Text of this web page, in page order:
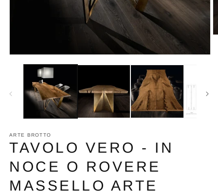
contenuti
multimediali
finestra
ARTE BROTTO
TAVOLO VERO - IN
NOCE O ROVERE
MASSELLO ARTE